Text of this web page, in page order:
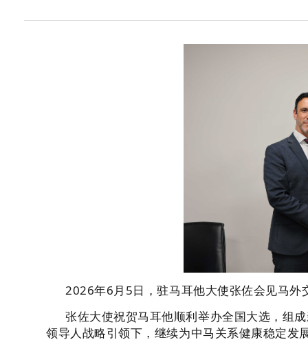
2026年6月5日，驻马耳他大使张佐会见马
张佐大使祝贺马耳他顺利举办全国大选，组
领导人战略引领下，继续为中马关系健康稳定发